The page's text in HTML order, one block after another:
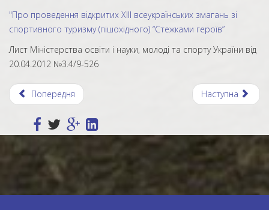
"Про проведення відкритих XІІІ всеукраїнських змагань зі
спортивного туризму (пішохідного) “Стежками героїв”
Лист Міністерства освіти і науки, молоді та спорту України від
20.04.2012 №3.4/9-526
Попередня Наступна